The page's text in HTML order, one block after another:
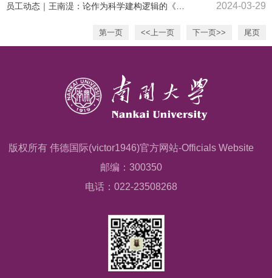
2024-03-29
第一页 <<上一页 下一页>> 尾页
版权所有 伟德国际(victor1946)官方网站-Officials Website
邮编：300350
电话：022-23508268